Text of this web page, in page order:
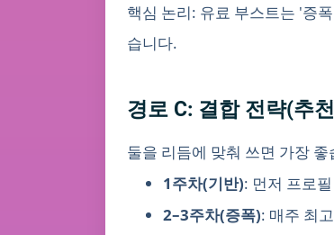
핵심 논리: 유료 부스트는 '증
습니다.
경로 C: 결합 전략(추
둘을 리듬에 맞춰 쓰면 가장
1주차(기반): 먼저 프로
2–3주차(증폭): 매주 최